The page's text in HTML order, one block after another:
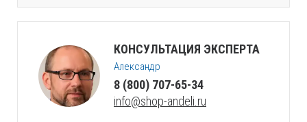
КОНСУЛЬТАЦИЯ ЭКСПЕРТА
Александр
8 (800) 707-65-34
info@shop-andeli.ru